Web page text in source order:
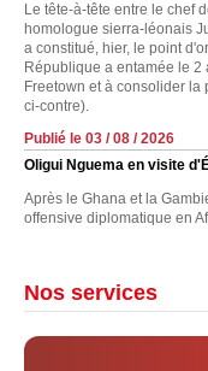
Le tête-à-tête entre le chef
homologue sierra-léonais
a constitué, hier, le point
République a entamée le
Freetown et à consolider la
ci-contre).
Publié le 03 / 08 / 2026
Oligui Nguema en visite
Après le Ghana et la
offensive diplomatique en
Nos services